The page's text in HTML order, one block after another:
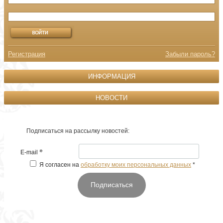
Регистрация Забыли пароль?
ИНФОРМАЦИЯ
НОВОСТИ
Подписаться на рассылку новостей:
E-mail *
Я согласен на обработку моих персональных данных *
Подписаться